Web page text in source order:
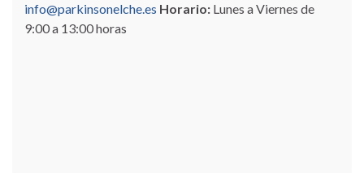
info@parkinsonelche.es Horario: Lunes a Viernes de
9:00 a 13:00 horas